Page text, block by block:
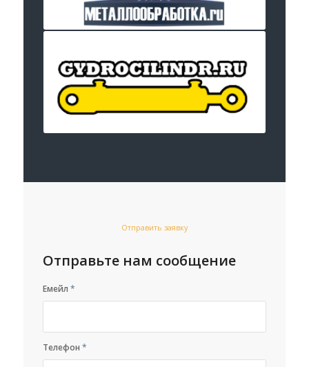
Отправить заявку
Отправьте нам сообщение
Емейл*
Телефон*